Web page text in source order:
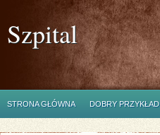
Szpital
STRONA GŁÓWNA DOBRY PRZYKŁAD